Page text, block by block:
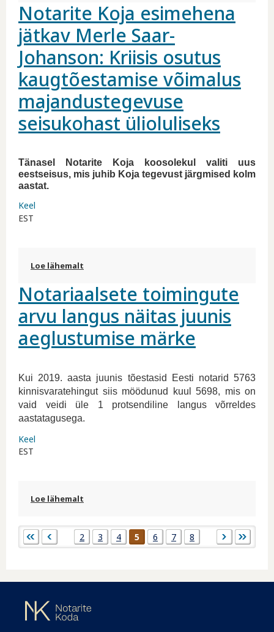
Notarite Koja esimehena
jätkav Merle Saar-
Johanson: Kriisis osutus
kaugtõestamise võimalus
majandustegevuse
seisukohast ülioluliseks
Tänasel Notarite Koja koosolekul valiti uus
eestseisus, mis juhib Koja tegevust järgmised kolm
aastat.
Keel
EST
Loe lähemalt
võimalus majandustegevuse seisukohast
ülioluliseks kohta
Notariaalsete toimingute
arvu langus näitas juunis
aeglustumise märke
Kui 2019. aasta juunis tõestasid Eesti notarid 5763
kinnisvaratehingut siis möödunud kuul 5698, mis on
vaid veidi üle 1 protsendiline langus võrreldes
aastatagusega.
Keel
EST
Loe lähemalt
Lehed 2 3 4 5 6 7 8